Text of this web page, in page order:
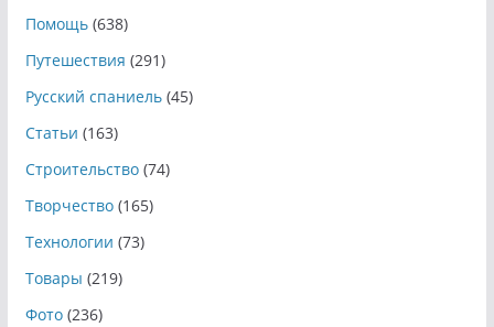
Помощь(638)
Путешествия (291)
Русский спаниель(45)
Статьи (163)
Строительство(74)
Творчество(165)
Технологии (73)
Товары (219)
Фото(236)